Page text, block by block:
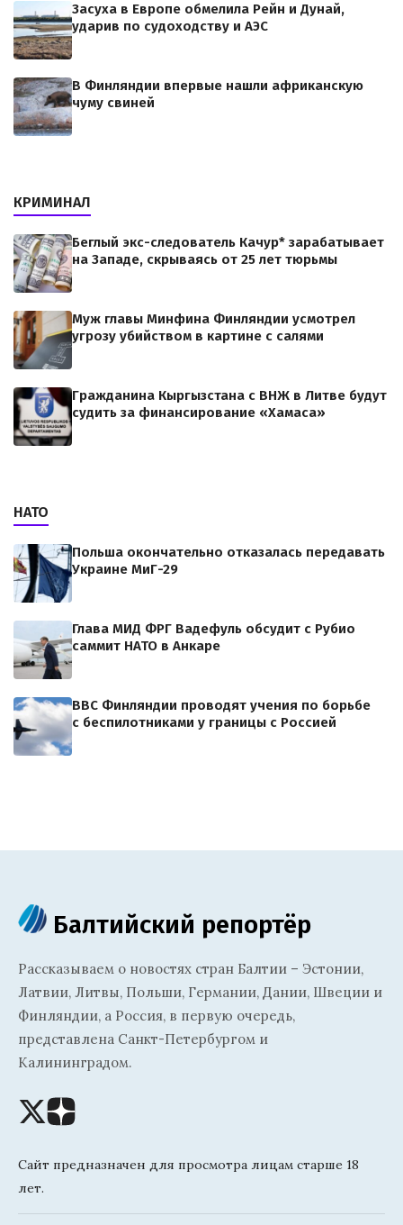
Засуха в Европе обмелила Рейн и Дунай,
ударив по судоходству и АЭС
В Финляндии впервые нашли африканскую
чуму свиней
КРИМИНАЛ
Беглый экс-следователь Качур* зарабатывает
на Западе, скрываясь от 25 лет тюрьмы
Муж главы Минфина Финляндии усмотрел
угрозу убийством в картине с салями
Гражданина Кыргызстана с ВНЖ в Литве будут
судить за финансирование «Хамаса»
НАТО
Польша окончательно отказалась передавать
Украине МиГ-29
Глава МИД ФРГ Вадефуль обсудит с Рубио
саммит НАТО в Анкаре
ВВС Финляндии проводят учения по борьбе
с беспилотниками у границы с Россией
Балтийский репортёр
Рассказываем о новостях стран Балтии – Эстонии,
Латвии, Литвы, Польши, Германии, Дании, Швеции и
Финляндии, а Россия, в первую очередь,
представлена Санкт-Петербургом и
Калининградом.
Сайт предназначен для просмотра лицам старше 18
лет.